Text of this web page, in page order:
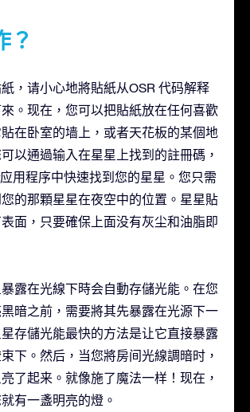
？
，请小心地將貼紙从OSR 代码解释
。现在，您可以把貼紙放在任何喜歡
在卧室的墙上，或者天花板的某個地
以通過输入在星星上找到的註冊碼，
用程序中快速找到您的星星。您只需
的那顆星星在夜空中的位置。星星貼
面，只要確保上面没有灰尘和油脂即
露在光線下時会自動存儲光能。在您
暗之前，需要將其先暴露在光源下一
存儲光能最快的方法是让它直接暴露
下。然后，当您將房间光線調暗时，
了起来。就像施了魔法一样！现在，
有一盞明亮的燈。